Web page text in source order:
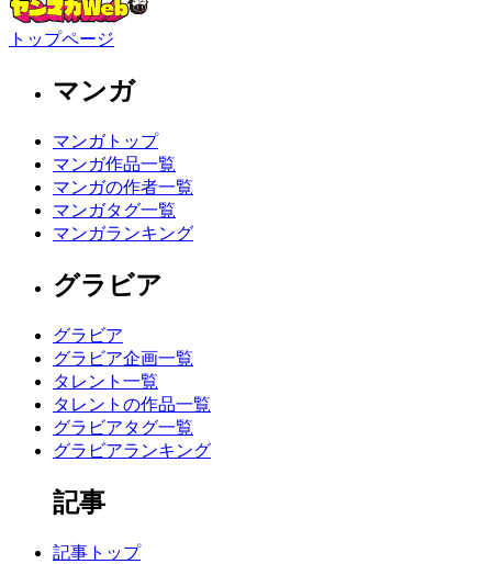
トップページ
マンガ
マンガトップ
マンガ作品一覧
マンガの作者一覧
マンガタグ一覧
マンガランキング
グラビア
グラビア
グラビア企画一覧
タレント一覧
タレントの作品一覧
グラビアタグ一覧
グラビアランキング
記事
記事トップ